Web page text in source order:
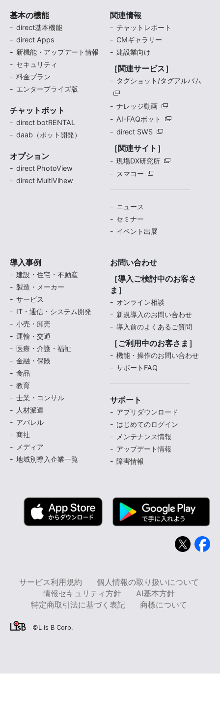
基本の機能
direct基本機能
direct Apps
新機能・アップデート情報
セキュリティ
料金プラン
エンタープライズ版
チャットボット
direct botRENTAL
daab（ボット開発）
オプション
direct PhotoView
direct MultiVihew
関連情報
チャットレポート
CMギャラリー
建設業向け
［関連サービス］
タグショット/タグアルバム
ナレッジ動画
AI-FAQボット
direct SWS
［関連サイト］
現場DX研究所
スマコー
ニュース
セミナー
イベント出展
導入事例
建設・住宅・不動産
製造・メーカー
サービス
IT・通信・システム開発
小売・卸売
運輸・交通
医療・介護・福祉
金融・保険
食品
教育
士業・コンサル
人材派遣
アパレル
商社
メディア
地域別導入企業一覧
お問い合わせ
［導入ご検討中のお客さ
ま］
オンライン相談
新規導入のお問い合わせ
導入前のよくあるご質問
［ご利用中のお客さま］
機能・操作のお問い合わせ
サポートFAQ
サポート
アプリダウンロード
はじめてのログイン
メンテナンス情報
アップデート情報
障害情報
サービス利用規約
個人情報の取り扱いについて
情報セキュリティ方針
AI基本方針
特定商取引法に基づく表記
商標について
©L is B Corp.